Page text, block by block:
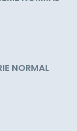
NORMAL